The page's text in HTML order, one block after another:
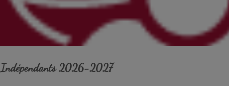
Indépendants 2026-2027